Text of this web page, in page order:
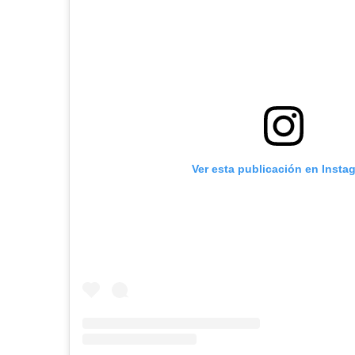
Ver esta publicación en